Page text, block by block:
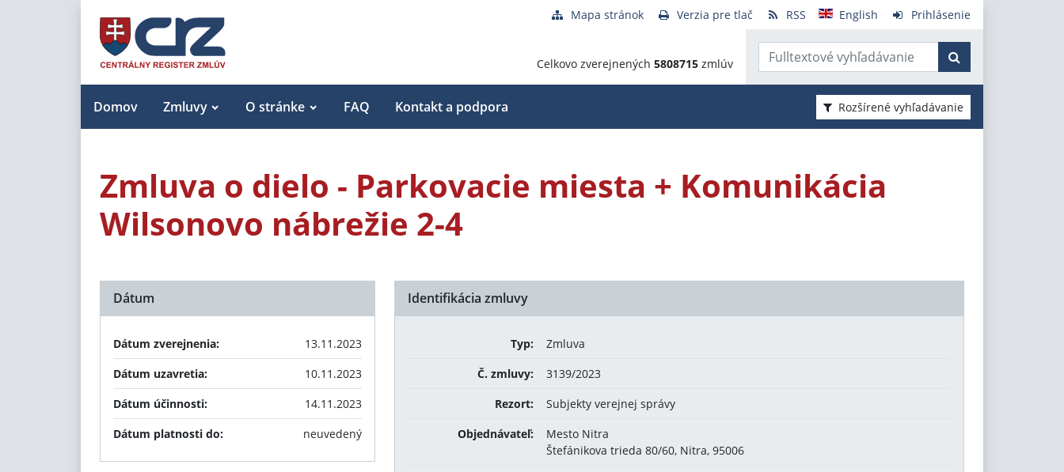
Mapa stránok Verzia pre tlač RSS English Prihlásenie
Celkovo zverejnených 5808715 zmlúv
Domov Zmluvy O stránke FAQ Kontakt a podpora Rozšírené vyhľadávanie
Zmluva o dielo - Parkovacie miesta + Komunikácia
Wilsonovo nábrežie 2-4
Identifikácia zmluvy
Typ:
Zmluva
Č. zmluvy:
3139/2023
Rezort:
Subjekty verejnej správy
Objednávateľ:
Mesto Nitra
Štefánikova trieda 80/60, Nitra, 95006
Dátum
Dátum zverejnenia:
13.11.2023
Dátum uzavretia:
10.11.2023
Dátum účinnosti:
14.11.2023
Dátum platnosti do:
neuvedený